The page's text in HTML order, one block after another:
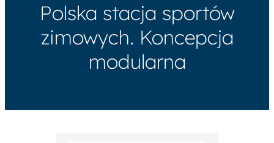
Polska stacja sportów
zimowych. Koncepcja
modularna